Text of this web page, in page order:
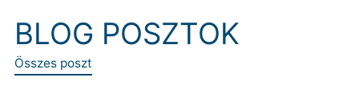
BLOG POSZTOK
Összes poszt